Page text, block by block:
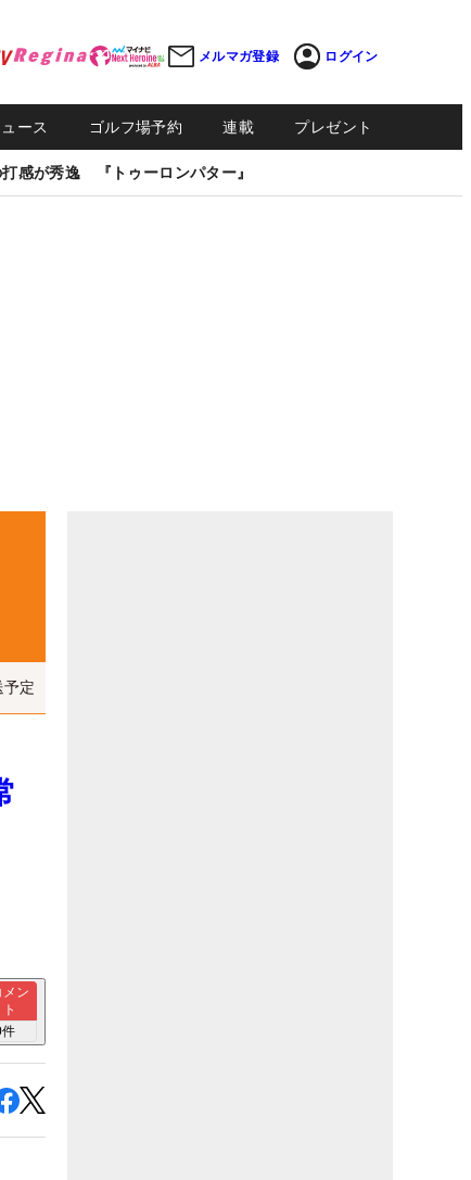
メルマガ登録 ログイン
ース ゴルフ場予約 連載 プレゼント
感が秀逸 『トゥーロンパター』
定
メン
ト
件